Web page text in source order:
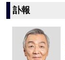
訃報